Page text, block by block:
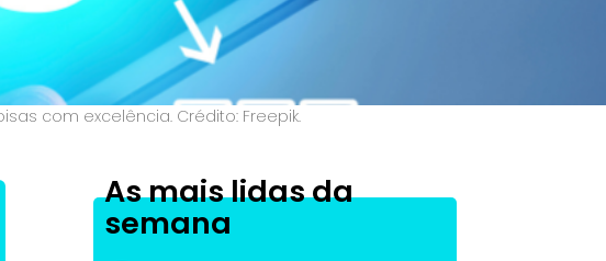
com excelência. Crédito: Freepik.
As mais lidas da
semana